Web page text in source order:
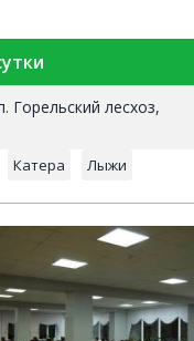
Горельский лесхоз,
Катера Лыжи